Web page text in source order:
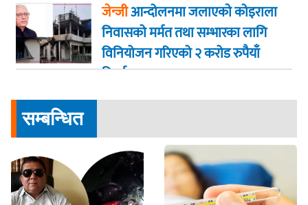
जेन्जीआन्दोलनमा जलाएकाे कोइराला
निवासको मर्मत तथा सम्भारका लागि
विनियोजन गरिएको २ करोड रुपैयाँ
फिर्ता
सम्बन्धित